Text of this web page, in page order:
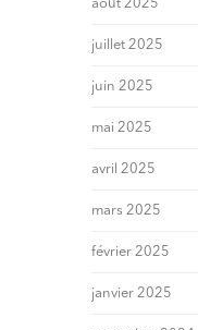
août 2025
juillet 2025
juin 2025
mai 2025
avril 2025
mars 2025
février 2025
janvier 2025